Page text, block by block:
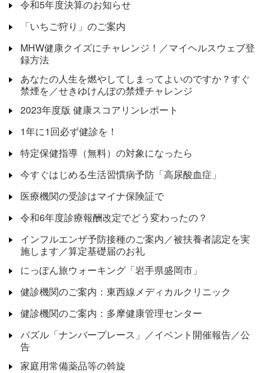
令和5年度決算のお知らせ
「いちご狩り」のご案内
MHW健康クイズにチャレンジ！／マイヘルスウェブ登
録方法
あなたの人生を燃やしてしまってよいのですか？すぐ
禁煙を／せきゆけんぽの禁煙チャレンジ
2023年度版 健康スコアリンレポート
1年に1回必ず健診を！
特定保健指導（無料）の対象になったら
今すぐはじめる生活習慣病予防「高尿酸血症」
医療機関の受診はマイナ保険証で
令和6年度診療報酬改定でどう変わったの？
インフルエンザ予防接種のご案内／被扶養者認定を実
施します／算定基礎届のお礼
にっぽん旅ウォーキング「岩手県盛岡市」
健診機関のご案内：東西線メディカルクリニック
健診機関のご案内：多摩健康管理センター
パズル「ナンバープレース」／イベント開催報告／公
告
家庭用常備薬品等の斡旋